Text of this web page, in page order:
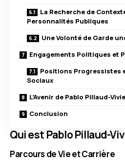
La Recherche de
Personnalités Publiques
Une Volonté de Garde
Engagements Politiques et
Positions Progressistes
Sociaux
L’Avenir de Pablo Pillaud-
Conclusion
Qui est Pablo Pillaud-
Parcours de Vie et Carrière